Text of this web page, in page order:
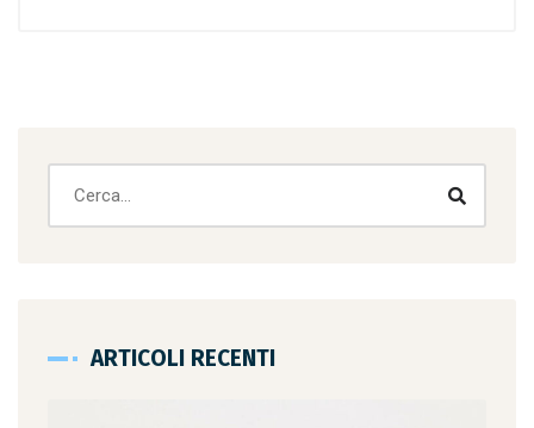
ARTICOLI RECENTI